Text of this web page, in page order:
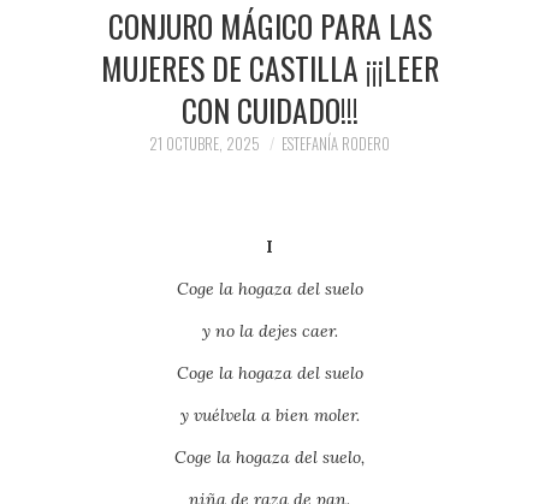
CONJURO MÁGICO PARA LAS
MUJERES DE CASTILLA ¡¡¡LEER
CON CUIDADO!!!
21 OCTUBRE, 2025 ESTEFANÍA RODERO
I
Coge la hogaza del suelo
y no la dejes caer.
Coge la hogaza del suelo
y vuélvela a bien moler.
Coge la hogaza del suelo,
niña de raza de pan.